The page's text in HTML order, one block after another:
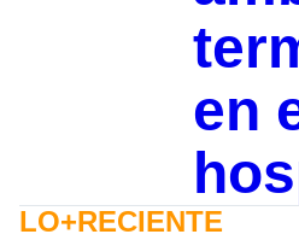
en
LO+RECIENTE